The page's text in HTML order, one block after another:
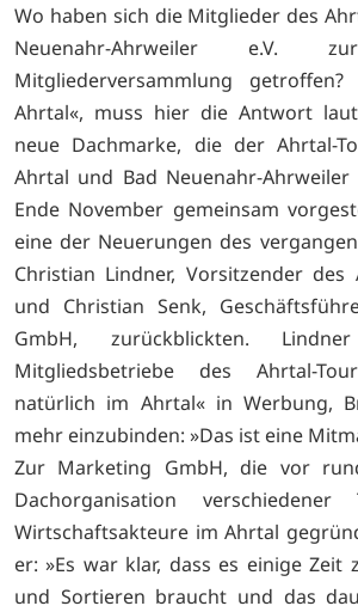
Wo haben sich die Mitglieder des
Neuenahr-Ahrweiler e.V.
Mitgliederversammlung
Ahrtal«, muss hier die Antwort
neue Dachmarke, die der Ahrtal-
Ahrtal und Bad Neuenahr-
Ende November gemeinsam
eine der Neuerungen des
Christian Lindner, Vorsitzender des
und Christian Senk,
GmbH, zurückblickten.
Mitgliedsbetriebe des Ahrtal-
natürlich im Ahrtal« in Werbung,
mehr einzubinden: »Das ist eine
Zur Marketing GmbH, die vor
Dachorganisation
Wirtschaftsakteure im Ahrtal
er: »Es war klar, dass es einige Zeit
und Sortieren braucht und das